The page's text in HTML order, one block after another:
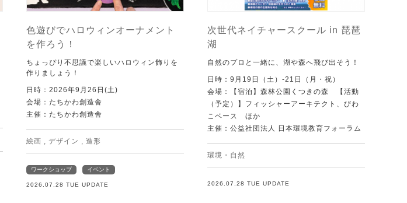
色遊びでハロウィンオーナメント
を作ろう！
ちょっぴり不思議で楽しいハロウィン飾りを
作りましょう！
日時：2026年9月26日(土)
会場：たちかわ創造舎
主催：たちかわ創造舎
絵画 , デザイン , 造形
ワークショップ イベント
2026.07.28 TUE UPDATE
次世代ネイチャースクール in 琵琶
湖
自然のプロと一緒に、湖や森へ飛び出そう！
日時：9月19日（土）-21日（月・祝）
会場：【宿泊】森林公園くつきの森 【活動
（予定）】フィッシャーアーキテクト、びわ
こベース ほか
主催：公益社団法人 日本環境教育フォーラム
環境・自然
2026.07.28 TUE UPDATE